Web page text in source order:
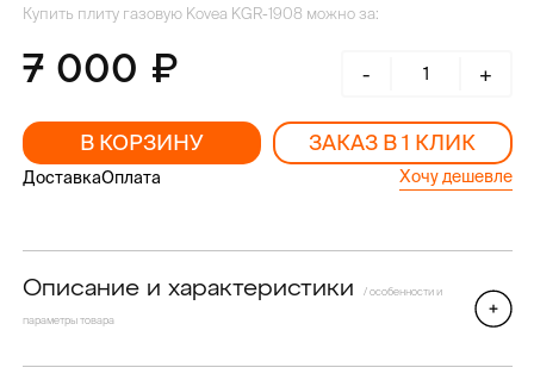
Купить плиту газовую Kovea KGR-1908 можно за:
7 000 - +
В КОРЗИНУ ЗАКАЗ В 1 КЛИК
ДоставкаОплата Хочу дешевле
Описание и характеристики / особенности и
параметры товара